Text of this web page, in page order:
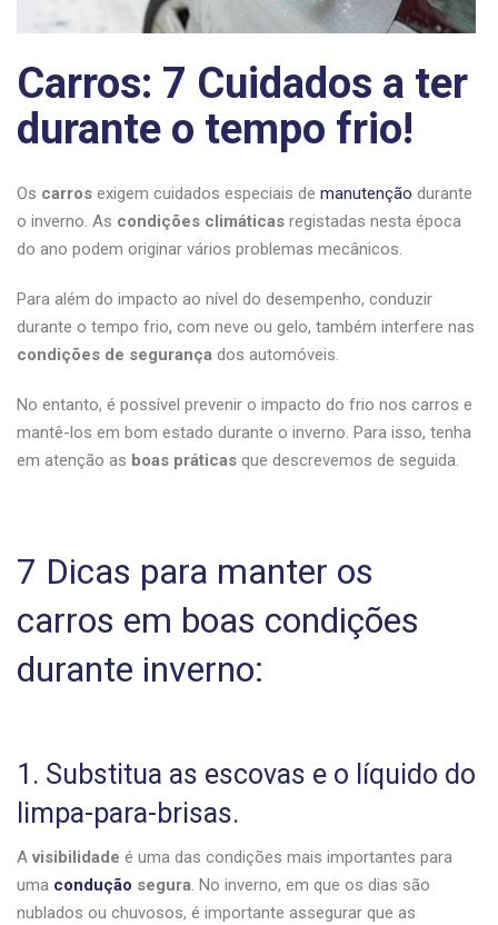
Carros: 7 Cuidados a ter
durante o tempo frio!
Os carros exigem cuidados especiais de manutenção durante
o inverno. As condições climáticas registadas nesta época
do ano podem originar vários problemas mecânicos.
Para além do impacto ao nível do desempenho, conduzir
durante o tempo frio, com neve ou gelo, também interfere nas
condições de segurança dos automóveis.
No entanto, é possível prevenir o impacto do frio nos carros e
mantê-los em bom estado durante o inverno. Para isso, tenha
em atenção as boas práticas que descrevemos de seguida.
7 Dicas para manter os
carros em boas condições
durante inverno:
1. Substitua as escovas e o líquido do
limpa-para-brisas.
Avisibilidade é uma das condições mais importantes para
uma condução segura. No inverno, em que os dias são
nublados ou chuvosos, é importante assegurar que as